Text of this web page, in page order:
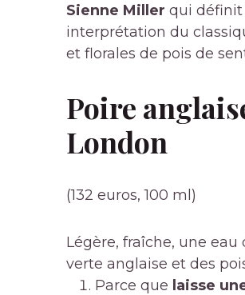
Sienne Miller qui définit
interprétation du
et florales de pois de
Poire
London
(132 euros, 100 ml)
Légère, fraîche, une
verte anglaise et des
Parce que laisse